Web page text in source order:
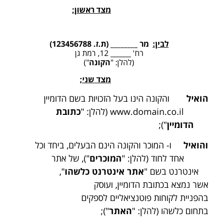
מצד ראשון;
לבין: מר ________ (ת.ז. 123456788)
רח' ______ 12, רמת גן
(להלן: "הקונה")
מצד שני;
הואיל והקונה הינו בעל הזכויות בשם הדומיין
www.domain.co.il (להלן: "
כתובת
הדומיין");
והואיל ו- המוכר והקונה הינם הבעלים, ביחד וכל
אחד לחוד (להלן: "המוכרים"), של אתר
אינטרנט בשם "אתר אינטרנט כלשהו",
אשר נמצא בכתובת הדומיין, ועוסק
בהפניית לקוחות פוטנציאליים לספקים
בתחום כלשהו (להלן: "האתר");